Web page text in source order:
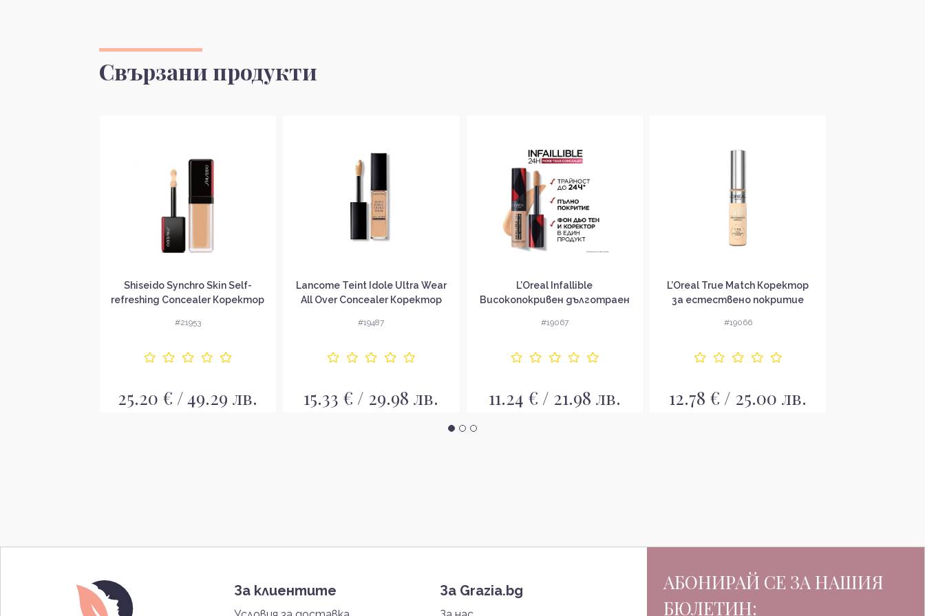
Свързани продукти
Shiseido Synchro Skin Self-
refreshing Concealer Коректор
хидратиращо действие
#21953
25.20 € / 49.29 лв.
Lancome Teint Idole Ultra Wear
All Over Concealer Коректор
#19487
15.33 € / 29.98 лв.
L’Oreal Infallible
Високопокривен дълготраен
#19067
11.24 € / 21.98 лв.
L’Oreal True Match Коректор
за естествено покритие
#19066
12.78 € / 25.00 лв.
За клиентите За Grazia.bg
АБОНИРАЙ СЕ ЗА НАШИЯ
БЮЛЕТИН: